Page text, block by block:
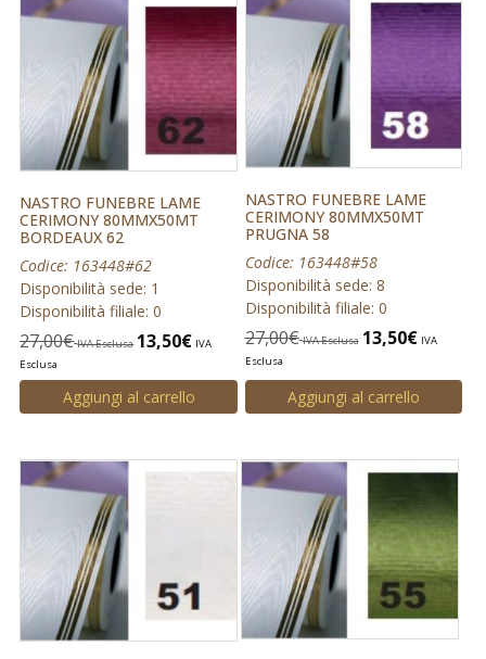
NASTRO FUNEBRE LAME
CERIMONY 80MMX50MT
BORDEAUX 62
Codice: 163448#62
Disponibilità sede: 1
Disponibilità filiale: 0
27,00€ IVA Esclusa 13,50€ IVA
Esclusa
Aggiungi al carrello
NASTRO FUNEBRE LAME
CERIMONY 80MMX50MT
PRUGNA 58
Codice: 163448#58
Disponibilità sede: 8
Disponibilità filiale: 0
27,00€ IVA Esclusa 13,50€ IVA
Esclusa
Aggiungi al carrello